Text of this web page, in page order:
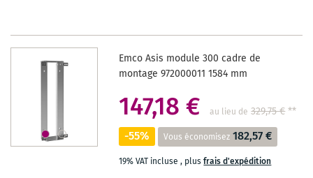
SOUHAITS
Emco Asis module 300 cadre de
montage 972000011 1584 mm
147,18 € au lieu de 329,75 €**
-55% Vous économisez 182,57 €
19% VAT incluse, plusfrais d'expédition